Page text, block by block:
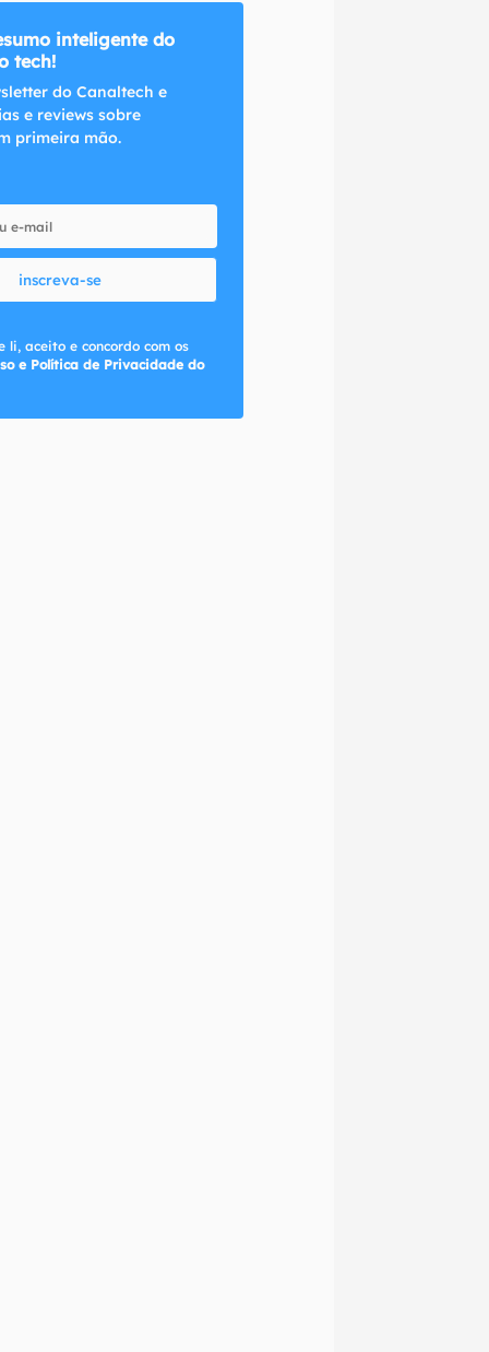
inteligente do
tech!
do Canaltech e
e reviews sobre
primeira mão.
inscreva-se
li, aceito e concordo com os
e Política de Privacidade do